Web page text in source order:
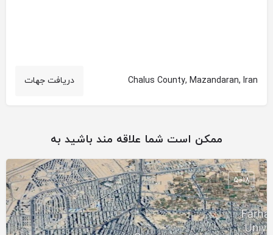
Chalus County, Mazandaran, Iran دریافت جهات
ممکن است شما علاقه مند باشید به
5018